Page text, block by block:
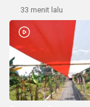
33 menit lalu